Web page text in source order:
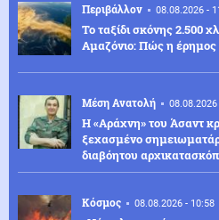
Περιβάλλον 08.08.2026 -
Το ταξίδι σκόνης 2.500
Αμαζόνιο: Πώς η έρημος
Μέση Ανατολή
Η «Αράχνη» του Άσαντ
ξεχασμένο
διαβόητου
Κόσμος 08.08.2026 - 10:58